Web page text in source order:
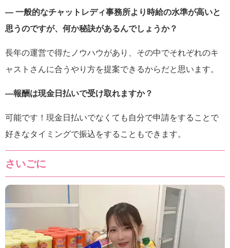
― 一般的なチャットレディ事務所より時給の水準が高いと
思うのですが、何か秘訣があるんでしょうか？
長年の運営で得たノウハウがあり、その中でそれぞれのキ
ャストさんに合うやり方を提案できるからだと思います。
―報酬は現金日払いで受け取れますか？
可能です！現金日払いでなくても自分で申請をすることで
好きなタイミングで振込をすることもできます。
さいごに